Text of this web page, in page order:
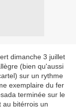
dimanche 3 juillet
(bien qu'aussi
sur un rythme
exemplaire du fer
terminée sur le
bitérrois un